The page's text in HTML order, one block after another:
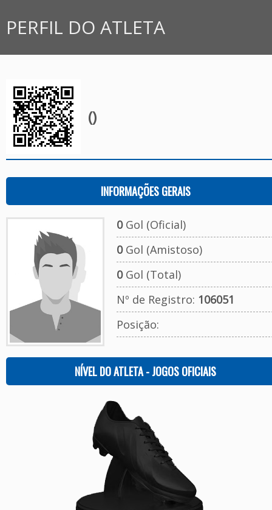
PERFIL DO ATLETA
()
INFORMAÇÕES GERAIS
0Gol (Oficial)
0Gol (Amistoso)
0Gol (Total)
Nº de Registro: 106051
Posição:
NÍVEL DO ATLETA - JOGOS OFICIAIS